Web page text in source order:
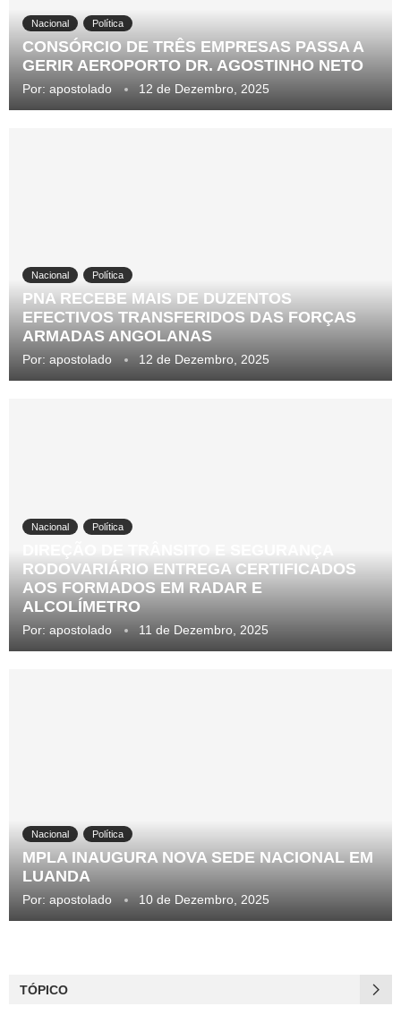
Nacional Política
CONSÓRCIO DE TRÊS EMPRESAS PASSA A
GERIR AEROPORTO DR. AGOSTINHO NETO
Por: apostolado 12 de Dezembro, 2025
Nacional Política
PNA RECEBE MAIS DE DUZENTOS
EFECTIVOS TRANSFERIDOS DAS FORÇAS
ARMADAS ANGOLANAS
Por: apostolado 12 de Dezembro, 2025
Nacional Política
RODOVARIÁRIO ENTREGA CERTIFICADOS
AOS FORMADOS EM RADAR E
ALCOLÍMETRO
Por: apostolado 11 de Dezembro, 2025
Nacional Política
MPLA INAUGURA NOVA SEDE NACIONAL EM
LUANDA
Por: apostolado 10 de Dezembro, 2025
TÓPICO